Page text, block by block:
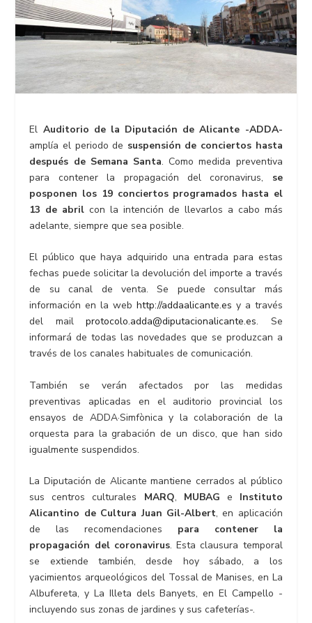
El Auditorio de la Diputación de Alicante -ADDA-
amplía el periodo de suspensión de conciertos hasta
después de Semana Santa. Como medida preventiva
para contener la propagación del coronavirus, se
posponen los 19 conciertos programados hasta el
13 de abril con la intención de llevarlos a cabo más
adelante, siempre que sea posible.
El público que haya adquirido una entrada para estas
fechas puede solicitar la devolución del importe a través
de su canal de venta. Se puede consultar más
información en la web http://addaalicante.es y a través
del mailprotocolo.adda@diputacionalicante.es. Se
informará de todas las novedades que se produzcan a
través de los canales habituales de comunicación.
También se verán afectados por las medidas
preventivas aplicadas en el auditorio provincial los
ensayos de ADDA·Simfònica y la colaboración de la
orquesta para la grabación de un disco, que han sido
igualmente suspendidos.
La Diputación de Alicante mantiene cerrados al público
sus centros culturales MARQ, MUBAG e Instituto
Alicantino de Cultura Juan Gil-Albert, en aplicación
de las recomendaciones para contener la
propagación del coronavirus. Esta clausura temporal
se extiende también, desde hoy sábado, a los
yacimientos arqueológicos del Tossal de Manises, en La
Albufereta, y La Illeta dels Banyets, en El Campello -
incluyendo sus zonas de jardines y sus cafeterías-.